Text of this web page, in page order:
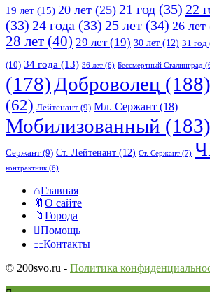
19 лет (15) 20 лет (25) 21 год (35) 22
(33) 24 года (33) 25 лет (34) 26 лет
28 лет (40) 29 лет(19) 30 лет (12) 31 год
(10) 34 года (13) 36 лет (6) Бессмертный Сталинград
(178) Доброволец (188)
(62) Лейтенант (9) Мл. Сержант (18)
Мобилизованный (183)
Сержант (9) Ст. Лейтенант (12) Ст. Сержант (7)
контрактник (6)
Исследовать
Главная
О сайте
Города
Помощь
Контакты
© 200svo.ru - Политика